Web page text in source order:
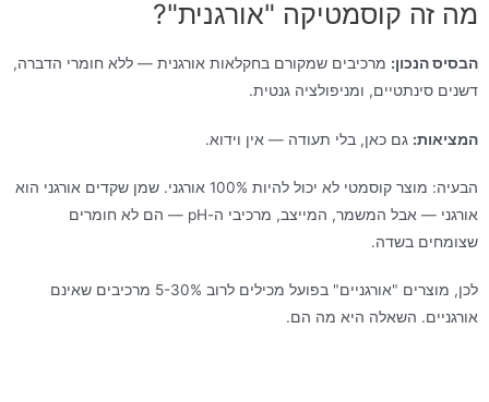
מה זה קוסמטיקה "אורגנית"?
הבסיס הנכון: מרכיבים שמקורם בחקלאות אורגנית — ללא חומרי הדברה,
דשנים סינתטיים, ומניפולציה גנטית.
המציאות: גם כאן, בלי תעודה — אין וידוא.
הבעיה: מוצר קוסמטי לא יכול להיות 100% אורגני. שמן שקדים אורגני הוא
אורגני — אבל המשמר, המייצב, מרכיבי ה-pH — הם לא חומרים
שצומחים בשדה.
לכן, מוצרים "אורגניים" בפועל מכילים לרוב 5-30% מרכיבים שאינם
אורגניים. השאלה היא מה הם.